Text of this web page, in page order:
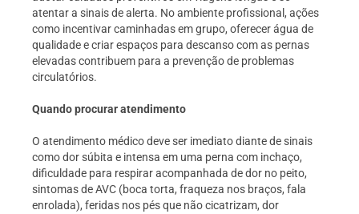
atentar a sinais de alerta. No ambiente profissional, ações
como incentivar caminhadas em grupo, oferecer água de
qualidade e criar espaços para descanso com as pernas
elevadas contribuem para a prevenção de problemas
circulatórios.
Quando procurar atendimento
O atendimento médico deve ser imediato diante de sinais
como dor súbita e intensa em uma perna com inchaço,
dificuldade para respirar acompanhada de dor no peito,
sintomas de AVC (boca torta, fraqueza nos braços, fala
enrolada), feridas nos pés que não cicatrizam, dor